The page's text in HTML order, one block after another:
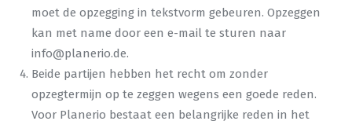
moet de opzegging in tekstvorm gebeuren. Opzeggen
kan met name door een e-mail te sturen naar
info@planerio.de.
Beide partijen hebben het recht om zonder
opzegtermijn op te zeggen wegens een goede reden.
Voor Planerio bestaat een belangrijke reden in het